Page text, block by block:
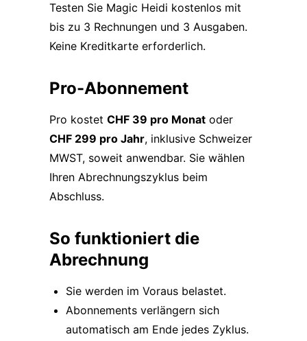
Testen Sie Magic Heidi kostenlos mit
bis zu 3 Rechnungen und 3 Ausgaben.
Keine Kreditkarte erforderlich.
Pro-Abonnement
Pro kostet CHF 39 pro Monat oder
CHF 299 pro Jahr, inklusive Schweizer
MWST, soweit anwendbar. Sie wählen
Ihren Abrechnungszyklus beim
Abschluss.
So funktioniert die
Abrechnung
Sie werden im Voraus belastet.
Abonnements verlängern sich
automatisch am Ende jedes Zyklus.